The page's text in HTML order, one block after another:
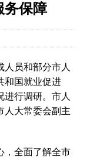
务保障
人员和部分市人
和国就业促进
行调研。市人
人大常委会副主
，全面了解全市